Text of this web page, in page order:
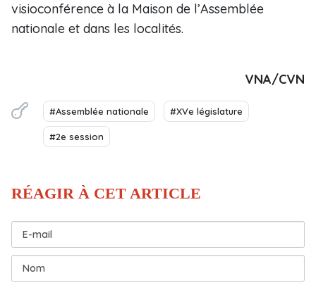
visioconférence à la Maison de l’Assemblée
nationale et dans les localités.
VNA/CVN
#Assemblée nationale #XVe législature
#2e session